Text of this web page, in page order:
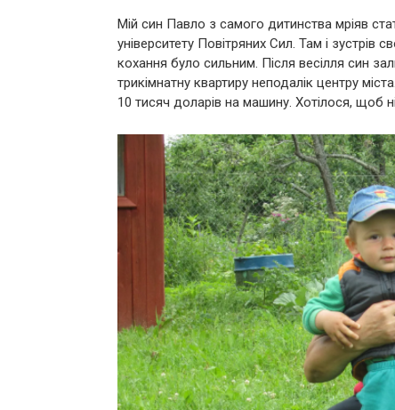
Мій син Павло з самого дитинства мріяв
університету Повітряних Сил. Там і
кохання було сильним. Після весілля син
трикімнатну квартиру неподалік центру
10 тисяч доларів на машину. Хотілося, щоб